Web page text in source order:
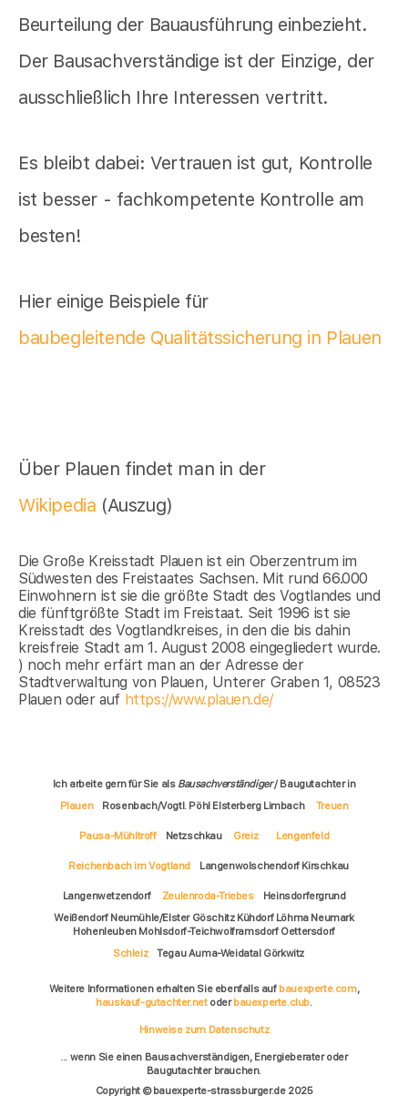
Beurteilung der Bauausführung einbezieht.
Der Bausachverständige ist der Einzige, der
ausschließlich Ihre Interessen vertritt.
Es bleibt dabei: Vertrauen ist gut, Kontrolle
ist besser - fachkompetente Kontrolle am
besten!
Hier einige Beispiele für
baubegleitende Qualitätssicherung in Plauen
Über Plauen findet man in der
Wikipedia (Auszug)
Die Große Kreisstadt Plauen ist ein Oberzentrum im
Südwesten des Freistaates Sachsen. Mit rund 66.000
Einwohnern ist sie die größte Stadt des Vogtlandes und
die fünftgrößte Stadt im Freistaat. Seit 1996 ist sie
Kreisstadt des Vogtlandkreises, in den die bis dahin
kreisfreie Stadt am 1. August 2008 eingegliedert wurde.
) noch mehr erfärt man an der Adresse der
Stadtverwaltung von Plauen, Unterer Graben 1, 08523
Plauen oder auf https://www.plauen.de/
Ich arbeite gern für Sie als Bausachverständiger/ Baugutachter in
Plauen
Rosenbach/Vogtl. Pöhl Elsterberg Limbach Treuen
Pausa-Mühltroff Netzschkau Greiz Lengenfeld
Reichenbach im Vogtland Langenwolschendorf Kirschkau
Langenwetzendorf Zeulenroda-Triebes
Heinsdorfergrund
Weißendorf Neumühle/Elster Göschitz Kühdorf Löhma Neumark
Hohenleuben Mohlsdorf-Teichwolframsdorf Oettersdorf
Schleiz
Tegau Auma-Weidatal Görkwitz
Weitere Informationen erhalten Sie ebenfalls auf bauexperte.com,
hauskauf-gutachter.netoderbauexperte.club.
Hinweise zum Datenschutz
... wenn Sie einen Bausachverständigen, Energieberater oder
Baugutachter brauchen.
Copyright © bauexperte-strassburger.de 2025